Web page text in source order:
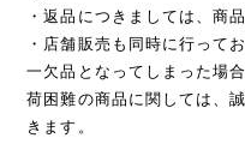
・返品につきましては、商
・店舗販売も同時に行って
一欠品となってしまった場
荷困難の商品に関しては、
きます。